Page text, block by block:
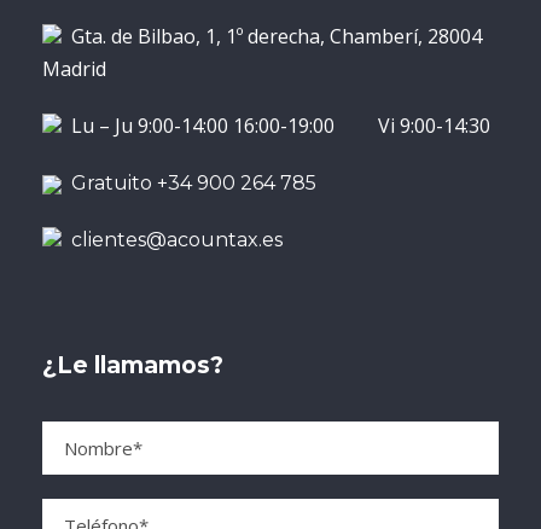
Gta. de Bilbao, 1, 1º derecha, Chamberí, 28004
Madrid
Lu – Ju 9:00-14:00 16:00-19:00 Vi 9:00-14:30
Gratuito +34 900 264 785
clientes@acountax.es
¿Le llamamos?